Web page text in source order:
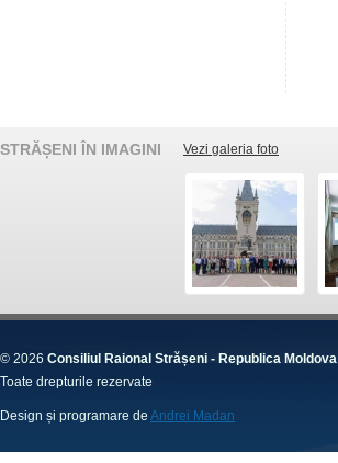
STRĂȘENI ÎN IMAGINI Vezi galeria foto
© 2026 Consiliul Raional Strășeni - Republica Moldova
Toate drepturile rezervate
Design și programare de Andrei Madan